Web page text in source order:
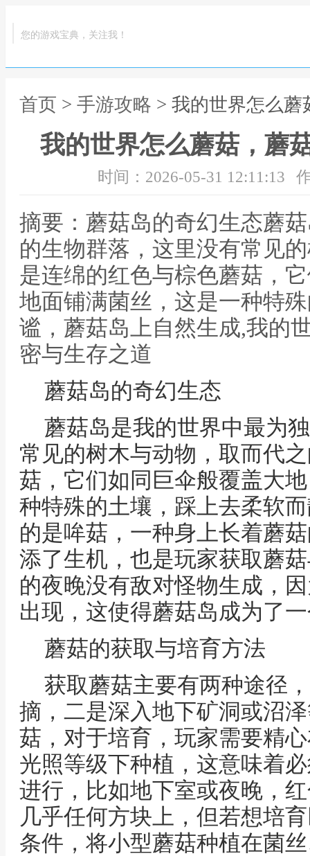
您的游戏宝典，关注我！
首页 > 手游攻略 > 我的世界怎么
我的世界怎么蘑菇，蘑
时间：2026-05-31 12:11:13
摘要：蘑菇岛的奇幻生态蘑
的生物群落，这里没有常见
是连绵的红色与棕色蘑菇，
地面铺满菌丝，这是一种特
谧，蘑菇岛上自然生成,我的
密与生存之道
蘑菇岛的奇幻生态
蘑菇岛是我的世界中最为
常见的树木与动物，取而代
菇，它们如同巨伞般覆盖大
种特殊的土壤，踩上去柔软
的是哞菇，一种身上长着蘑
添了生机，也是玩家获取蘑
的夜晚没有敌对怪物生成，
出现，这使得蘑菇岛成为了
蘑菇的获取与培育方法
获取蘑菇主要有两种途径
摘，二是深入地下矿洞或沼
菇，对于培育，玩家需要精
光照等级下种植，这意味着
进行，比如地下室或夜晚，
几乎任何方块上，但若想培
条件，将小型蘑菇种植在菌